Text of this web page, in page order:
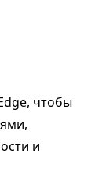
чтобы
и